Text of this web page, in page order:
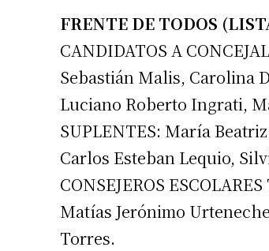
FRENTE DE TODOS
CANDIDATOS A
Sebastián Malis, Carolina
Luciano Roberto Ingrati,
SUPLENTES: María
Carlos Esteban Lequio,
CONSEJEROS
Matías Jerónimo
Torres.